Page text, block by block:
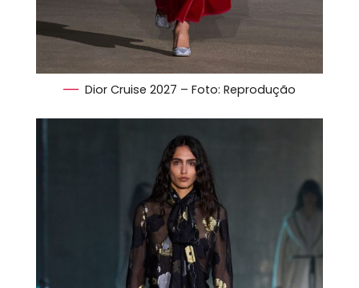
Dior Cruise 2027 – Foto: Reprodução